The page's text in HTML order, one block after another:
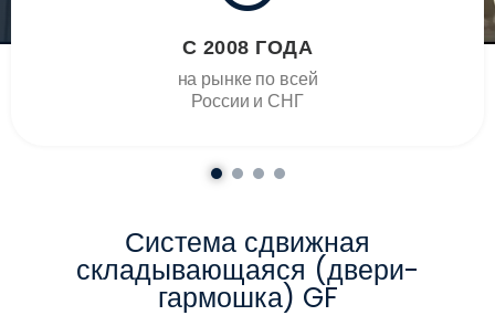
С 2008 ГОДА
на рынке по всей
России и СНГ
Система сдвижная
складывающаяся (двери-
гармошка) GF